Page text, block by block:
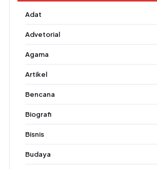
Adat
Advetorial
Agama
Artikel
Bencana
Biografi
Bisnis
Budaya